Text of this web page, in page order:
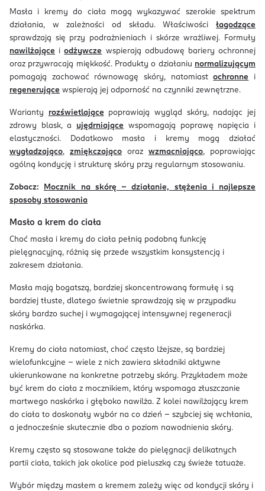
Masła i kremy do ciała mogą wykazywać szerokie spektrum
działania, w zależności od składu. Właściwości łagodzące
sprawdzają się przy podrażnieniach i skórze wrażliwej. Formuły
nawilżające iodżywcze
wspierają odbudowę bariery ochronnej
oraz przywracają miękkość. Produkty o działaniu normalizującym
pomagają zachować równowagę skóry, natomiastochronne
i
regenerujące wspierają jej odporność na czynniki zewnętrzne.
Warianty rozświetlające poprawiają wygląd skóry, nadając jej
zdrowy blask, a ujędrniające wspomagają poprawę napięcia i
elastyczności. Dodatkowo masła i kremy mogą działać
wygładzająco, zmiękczająco oraz wzmacniająco, poprawiając
ogólną kondycję i strukturę skóry przy regularnym stosowaniu.
Zobacz:
Mocznik na skórę – działanie, stężenia i najlepsze
sposoby stosowania
Masło a krem do ciała
Choć masła i kremy do ciała pełnią podobną funkcję
pielęgnacyjną, różnią się przede wszystkim konsystencją i
zakresem działania.
Masła mają bogatszą, bardziej skoncentrowaną formułę i są
bardziej tłuste, dlatego świetnie sprawdzają się w przypadku
skóry bardzo suchej i wymagającej intensywnej regeneracji
naskórka.
Kremy do ciała natomiast, choć często lżejsze, są bardziej
wielofunkcyjne – wiele z nich zawiera składniki aktywne
ukierunkowane na konkretne potrzeby skóry. Przykładem może
być krem do ciała z mocznikiem, który wspomaga złuszczanie
martwego naskórka i głęboko nawilża. Z kolei nawilżający krem
do ciała to doskonały wybór na co dzień – szybciej się wchłania,
a jednocześnie skutecznie dba o poziom nawodnienia skóry.
Kremy często są stosowane także do pielęgnacji delikatnych
partii ciała, takich jak okolice pod pieluszką czy świeże tatuaże.
Wybór między masłem a kremem zależy więc od kondycji skóry i